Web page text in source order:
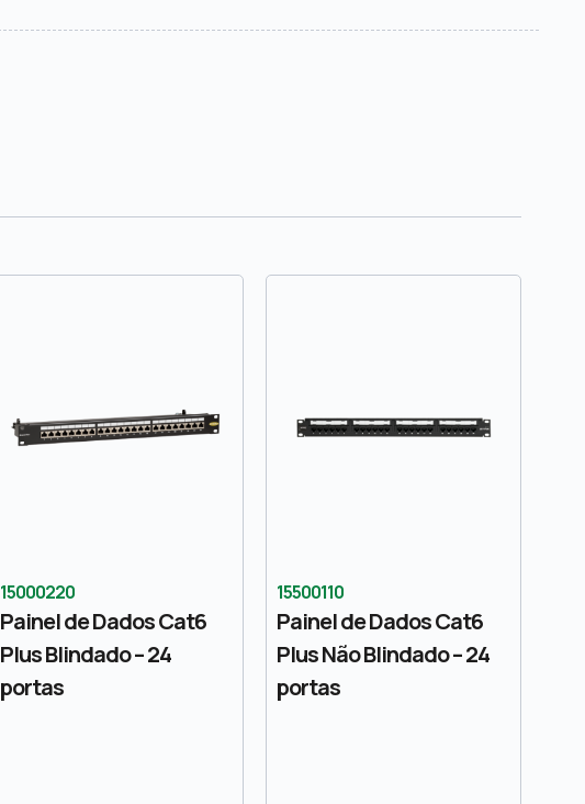
15000220
Painel de Dados Cat6
Plus Blindado – 24
portas
15500110
Painel de Dados Cat6
Plus Não Blindado – 24
portas